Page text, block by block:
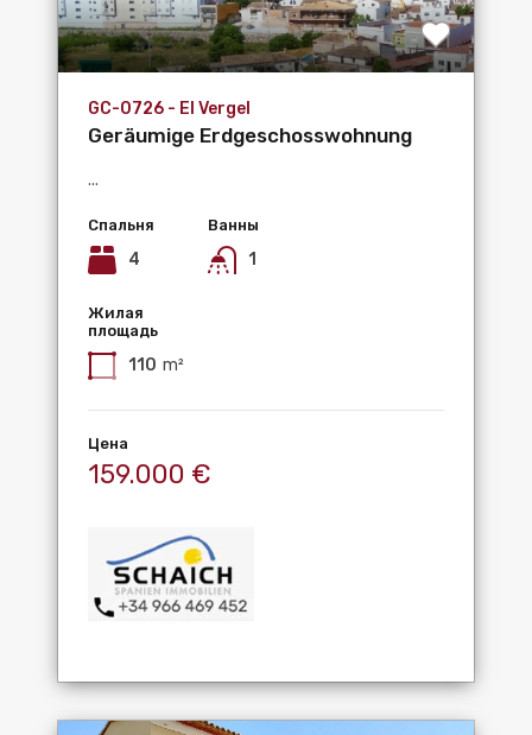
GC-0726 - El Vergel
Geräumige Erdgeschosswohnung
...
Спальня
4
Ванны
1
Жилая
площадь
110 m²
Цена
159.000 €